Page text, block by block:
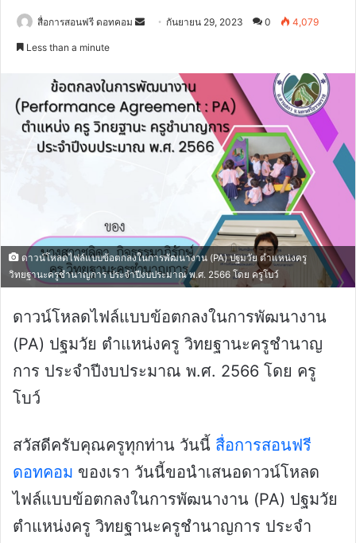
สื่อการสอนฟรี ดอทคอม
Send กันยายน 29, 2023 0 4,079
Less than a minute
ดาวน์โหลดไฟล์แบบข้อตกลงในการพัฒนางาน (PA) ปฐมวัย ตำแหน่งครู
วิทยฐานะครูชำนาญการ ประจำปีงบประมาณ พ.ศ. 2566 โดย ครูโบว์
ดาวน์โหลดไฟล์แบบข้อตกลงในการพัฒนางาน
(PA) ปฐมวัย ตำแหน่งครู วิทยฐานะครูชำนาญ
การ ประจำปีงบประมาณ พ.ศ. 2566 โดย ครู
โบว์
สวัสดีครับคุณครูทุกท่าน วันนี้ สื่อการสอนฟรี
ดอทคอม ของเรา วันนี้ขอนำเสนอดาวน์โหลด
ไฟล์แบบข้อตกลงในการพัฒนางาน (PA) ปฐมวัย
ตำแหน่งครู วิทยฐานะครูชำนาญการ ประจำ